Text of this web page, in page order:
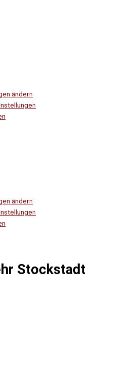
ändern
ändern
Stockstadt